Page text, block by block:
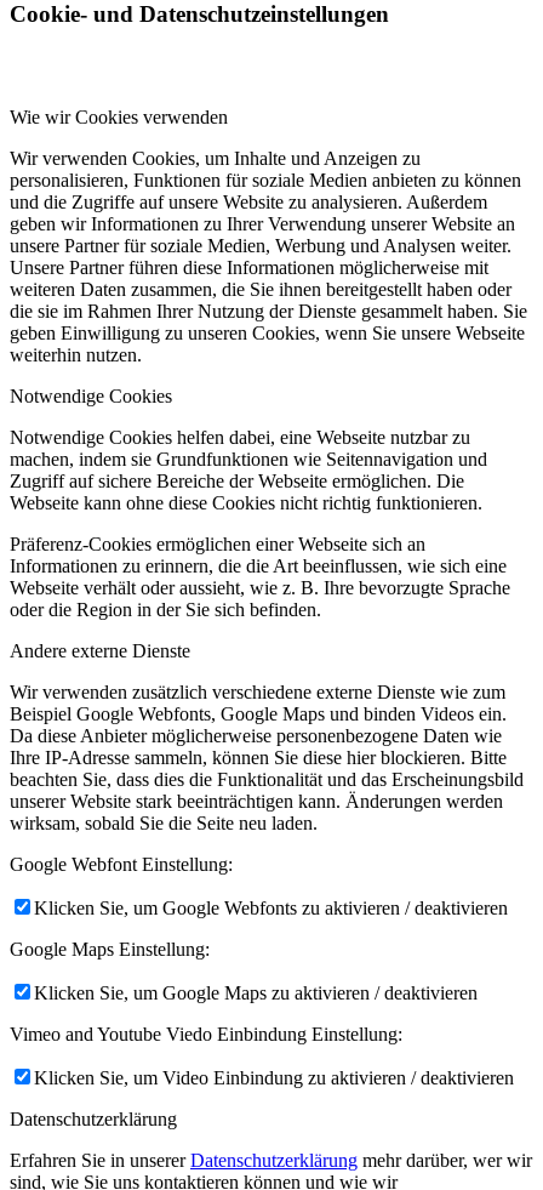
Cookie- und Datenschutzeinstellungen
Wie wir Cookies verwenden
Wir verwenden Cookies, um Inhalte und Anzeigen zu
personalisieren, Funktionen für soziale Medien anbieten zu können
und die Zugriffe auf unsere Website zu analysieren. Außerdem
geben wir Informationen zu Ihrer Verwendung unserer Website an
unsere Partner für soziale Medien, Werbung und Analysen weiter.
Unsere Partner führen diese Informationen möglicherweise mit
weiteren Daten zusammen, die Sie ihnen bereitgestellt haben oder
die sie im Rahmen Ihrer Nutzung der Dienste gesammelt haben. Sie
geben Einwilligung zu unseren Cookies, wenn Sie unsere Webseite
weiterhin nutzen.
Notwendige Cookies
Notwendige Cookies helfen dabei, eine Webseite nutzbar zu
machen, indem sie Grundfunktionen wie Seitennavigation und
Zugriff auf sichere Bereiche der Webseite ermöglichen. Die
Webseite kann ohne diese Cookies nicht richtig funktionieren.
Präferenz-Cookies ermöglichen einer Webseite sich an
Informationen zu erinnern, die die Art beeinflussen, wie sich eine
Webseite verhält oder aussieht, wie z. B. Ihre bevorzugte Sprache
oder die Region in der Sie sich befinden.
Andere externe Dienste
Wir verwenden zusätzlich verschiedene externe Dienste wie zum
Beispiel Google Webfonts, Google Maps und binden Videos ein.
Da diese Anbieter möglicherweise personenbezogene Daten wie
Ihre IP-Adresse sammeln, können Sie diese hier blockieren. Bitte
beachten Sie, dass dies die Funktionalität und das Erscheinungsbild
unserer Website stark beeinträchtigen kann. Änderungen werden
wirksam, sobald Sie die Seite neu laden.
Google Webfont Einstellung:
Klicken Sie, um Google Webfonts zu aktivieren / deaktivieren
Google Maps Einstellung:
Klicken Sie, um Google Maps zu aktivieren / deaktivieren
Vimeo and Youtube Viedo Einbindung Einstellung:
Klicken Sie, um Video Einbindung zu aktivieren / deaktivieren
Datenschutzerklärung
Erfahren Sie in unsererDatenschutzerklärung mehr darüber, wer wir
sind, wie Sie uns kontaktieren können und wie wir